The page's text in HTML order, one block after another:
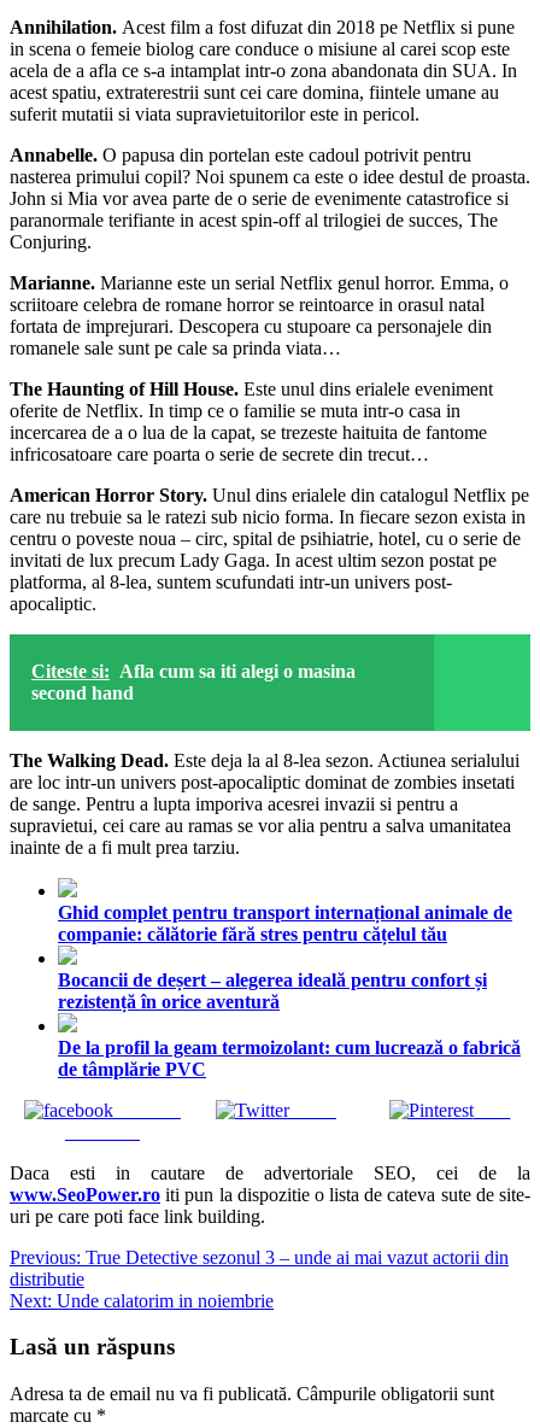
Annihilation. Acest film a fost difuzat din 2018 pe Netflix si pune
in scena o femeie biolog care conduce o misiune al carei scop este
acela de a afla ce s-a intamplat intr-o zona abandonata din SUA. In
acest spatiu, extraterestrii sunt cei care domina, fiintele umane au
suferit mutatii si viata supravietuitorilor este in pericol.
Annabelle. O papusa din portelan este cadoul potrivit pentru
nasterea primului copil? Noi spunem ca este o idee destul de proasta.
John si Mia vor avea parte de o serie de evenimente catastrofice si
paranormale terifiante in acest spin-off al trilogiei de succes, The
Conjuring.
Marianne. Marianne este un serial Netflix genul horror. Emma, o
scriitoare celebra de romane horror se reintoarce in orasul natal
fortata de imprejurari. Descopera cu stupoare ca personajele din
romanele sale sunt pe cale sa prinda viata…
The Haunting of Hill House. Este unul dins erialele eveniment
oferite de Netflix. In timp ce o familie se muta intr-o casa in
incercarea de a o lua de la capat, se trezeste haituita de fantome
infricosatoare care poarta o serie de secrete din trecut…
American Horror Story. Unul dins erialele din catalogul Netflix pe
care nu trebuie sa le ratezi sub nicio forma. In fiecare sezon exista in
centru o poveste noua – circ, spital de psihiatrie, hotel, cu o serie de
invitati de lux precum Lady Gaga. In acest ultim sezon postat pe
platforma, al 8-lea, suntem scufundati intr-un univers post-
apocaliptic.
Citeste si: Afla cum sa iti alegi o masina
second hand
The Walking Dead. Este deja la al 8-lea sezon. Actiunea serialului
are loc intr-un univers post-apocaliptic dominat de zombies insetati
de sange. Pentru a lupta imporiva acesrei invazii si pentru a
supravietui, cei care au ramas se vor alia pentru a salva umanitatea
inainte de a fi mult prea tarziu.
Ghid complet pentru transport internațional animale de
companie: călătorie fără stres pentru cățelul tău
Bocancii de deșert – alegerea ideală pentru confort și
rezistență în orice aventură
De la profil la geam termoizolant: cum lucrează o fabrică
de tâmplărie PVC
Tweet Save
Daca esti in cautare de advertoriale SEO, cei de la
www.SeoPower.ro iti pun la dispozitie o lista de cateva sute de site-
uri pe care poti face link building.
Navigare
în
Previous: True Detective sezonul 3 – unde ai mai vazut actorii din
distributie
Next: Unde calatorim in noiembrie
Lasă un răspuns
Adresa ta de email nu va fi publicată. Câmpurile obligatorii sunt
marcate cu *